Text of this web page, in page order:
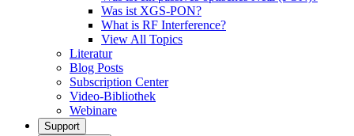
Was ist XGS-PON?
What is RF Interference?
View All Topics
Literatur
Blog Posts
Subscription Center
Video-Bibliothek
Webinare
Support